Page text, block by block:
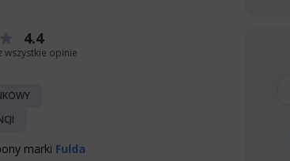
4.4
wszystkie opinie
marki Fulda